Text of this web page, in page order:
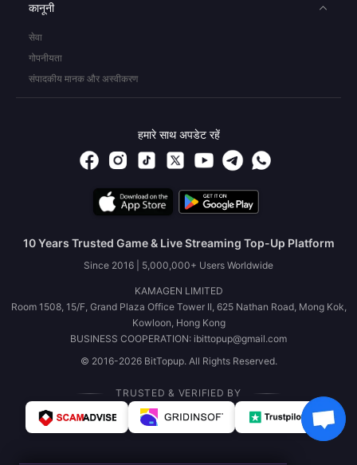
कानूनी
सेवा
गोपनीयता
संपादकीय मानक और अस्वीकरण
हमारे साथ अपडेट रहें
10 Years Trusted Game & Live Streaming Top-Up Platform
Since 2016 | 5,000,000+ Users Worldwide
KAMAGEN LIMITED
Room 1508, 15/F, Grand Plaza Office Tower II, 625 Nathan Road, Mong Kok,
Kowloon, Hong Kong
BUSINESS COOPERATION: ibittopup@gmail.com
© 2016-2026 BitTopup. All Rights Reserved.
TRUSTED & VERIFIED BY